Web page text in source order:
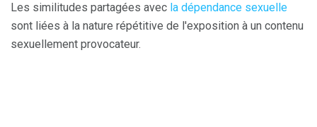
Les similitudes partagées avec la dépendance sexuelle
sont liées à la nature répétitive de l'exposition à un contenu
sexuellement provocateur.